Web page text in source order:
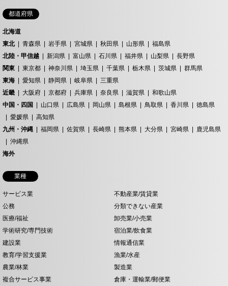
都道府県
北海道
東北
青森県 岩手県 宮城県 秋田県 山形県
福島県
北陸・甲信越
新潟県 富山県 石川県 福井県 山梨県
長野県
関東
東京都 神奈川県 埼玉県 千葉県 栃木県 茨城県
群馬県
東海
愛知県 静岡県 岐阜県
三重県
近畿
大阪府 京都府 兵庫県 奈良県 滋賀県
和歌山県
中国・四国
山口県 広島県 岡山県 島根県 鳥取県 香川県
徳島県
愛媛県
高知県
九州・沖縄
福岡県 佐賀県 長崎県 熊本県 大分県 宮崎県
鹿児島県
沖縄県
海外
業種
サービス業
不動産業/賃貸業
公務
分類できない産業
医療/福祉
卸売業/小売業
学術研究/専門技術
宿泊業/飲食業
建設業
情報通信業
教育/学習支援業
漁業/水産
農業/林業
製造業
複合サービス事業
倉庫・運輸業/郵便業